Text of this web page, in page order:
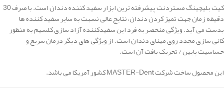
کیت بلیچینگ مستردنت پیشرفته ترین ابزار سفید کننده دندان است.
با صرف 30
دقیقه زمان جهت تمیز کردن دندان، نتایج عالی نسبت به سایر سفید کننده ها
بدست می آید.ویژگی منحصر به فرد این سفیدکننده آزاد سازی کلسیم به منظور
کانی سازیمجدد روی مینای دندان است. از ویژگی های دیگردرمان سریع و
حساسیت پایین / تحریک بافت آن است.
این محصول ساخت شرکت MASTER-Dent کشور آمریکا می باشد.